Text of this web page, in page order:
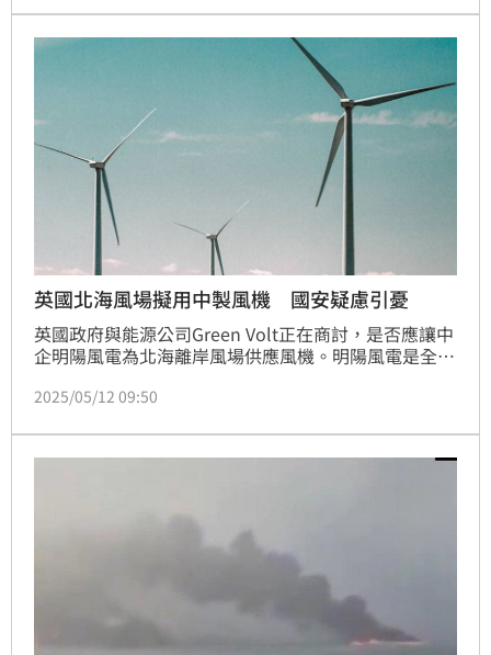
英國北海風場擬用中製風機 國安疑慮引憂
英國政府與能源公司Green Volt正在商討，是否應讓中
企明陽風電為北海離岸風場供應風機。明陽風電是全球
中製風機引發國安疑慮。
2025/05/12 09:50